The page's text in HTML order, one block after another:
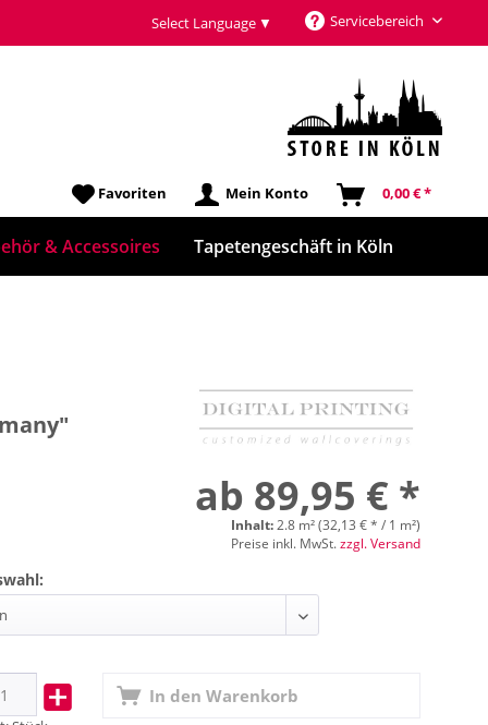
Servicebereich
Select Language ▼
Favoriten Mein Konto 0,00 € *
& Accessoires Tapetengeschäft in Köln
ab 89,95 € *
Inhalt:2.8 m² (32,13 € * / 1 m²)
Preise inkl. MwSt.zzgl. Versand
In den Warenkorb